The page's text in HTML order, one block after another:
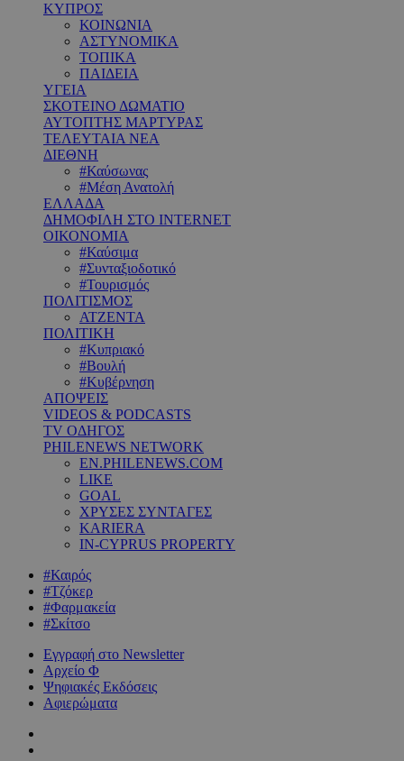
ΚΥΠΡΟΣ
ΚΟΙΝΩΝΙΑ
ΑΣΤΥΝΟΜΙΚΑ
ΤΟΠΙΚΑ
ΠΑΙΔΕΙΑ
ΥΓΕΙΑ
ΣΚΟΤΕΙΝΟ ΔΩΜΑΤΙΟ
ΑΥΤΟΠΤΗΣ ΜΑΡΤΥΡΑΣ
ΤΕΛΕΥΤΑΙΑ ΝΕΑ
ΔΙΕΘΝΗ
#Καύσωνας
#Μέση Ανατολή
ΕΛΛΑΔΑ
ΔΗΜΟΦΙΛΗ ΣΤΟ INTERNET
ΟΙΚΟΝΟΜΙΑ
#Καύσιμα
#Συνταξιοδοτικό
#Τουρισμός
ΠΟΛΙΤΙΣΜΟΣ
ΑΤΖΕΝΤΑ
ΠΟΛΙΤΙΚΗ
#Κυπριακό
#Βουλή
#Κυβέρνηση
ΑΠΟΨΕΙΣ
VIDEOS & PODCASTS
TV ΟΔΗΓΟΣ
PHILENEWS NETWORK
EN.PHILENEWS.COM
LIKE
GOAL
ΧΡΥΣΕΣ ΣΥΝΤΑΓΕΣ
KARIERA
IN-CYPRUS PROPERTY
#Καιρός
#Τζόκερ
#Φαρμακεία
#Σκίτσο
Εγγραφή στο Newsletter
Αρχείο Φ
Ψηφιακές Εκδόσεις
Αφιερώματα